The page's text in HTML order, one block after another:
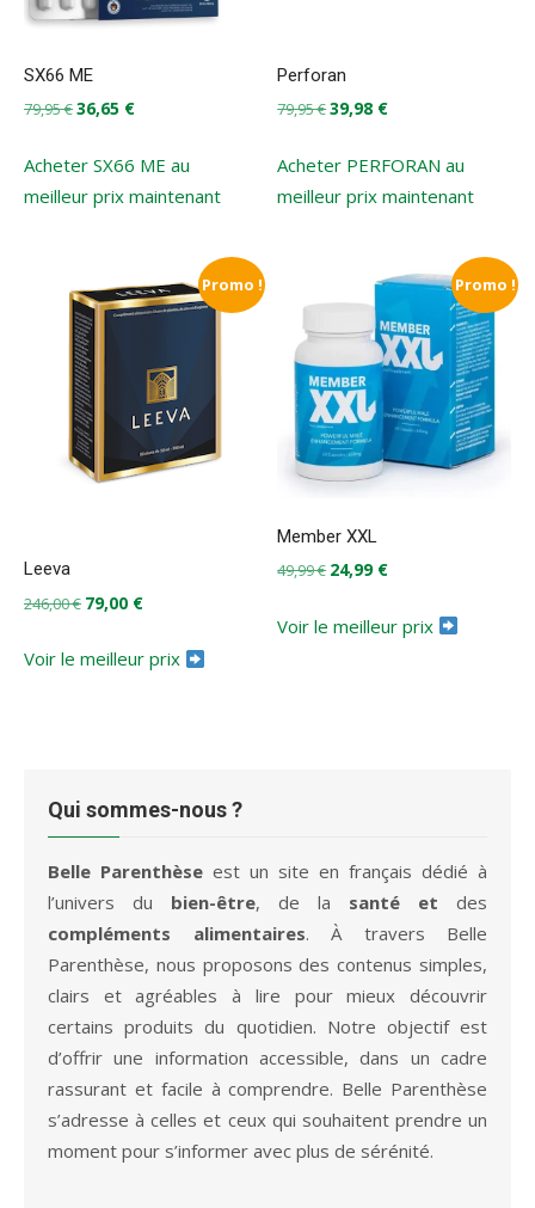
SX66 ME
79,95€Le
initial
79,95 €.
36,65 €Le
actuel
Acheter SX66 ME au
meilleur prix maintenant
Perforan
79,95€Le
initial
79,95 €.
39,98 €Le
actuel
Acheter PERFORAN au
meilleur prix maintenant
Promo !
Leeva
246,00€ Le
initial
79,00 €Le
actuel
Voir le meilleur prix
Promo !
Member XXL
49,99€ Le
initial
24,99 €Le
actuel
Voir le meilleur prix
Qui sommes-nous ?
Belle Parenthèse est un site en français dédié à
l’univers du bien-être, de la santé et des
compléments alimentaires. À travers Belle
Parenthèse, nous proposons des contenus simples,
clairs et agréables à lire pour mieux découvrir
certains produits du quotidien. Notre objectif est
d’offrir une information accessible, dans un cadre
rassurant et facile à comprendre. Belle Parenthèse
s’adresse à celles et ceux qui souhaitent prendre un
moment pour s’informer avec plus de sérénité.